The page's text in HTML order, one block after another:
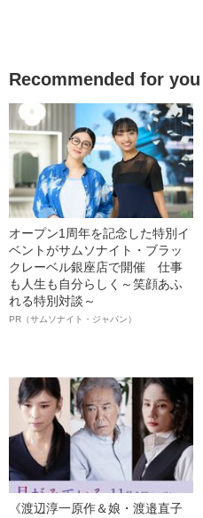
Recommended for you
オープン1周年を記念した特別イ
ベントがサムソナイト・ブラッ
クレーベル銀座店で開催 仕事
も人生も自分らしく～笑顔あふ
れる特別対談～
PR（サムソナイト・ジャパン）
《渡辺淳一原作＆娘・渡邉直子